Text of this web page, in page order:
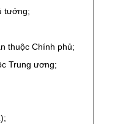
tướng;
thuộc Chính phủ;
Trung ương;